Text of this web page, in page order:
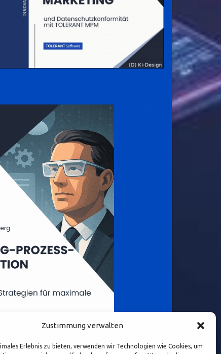
Zustimmung verwalten
Erlebnis zu bieten, verwenden wir Technologien wie Cookies, um